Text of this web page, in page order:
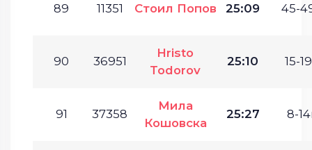
89 11351 Стоил Попов 25:09 45-
90 36951
Hristo
Todorov
25:10 15-
91 37358
Мила
Кошовска
25:27 8-